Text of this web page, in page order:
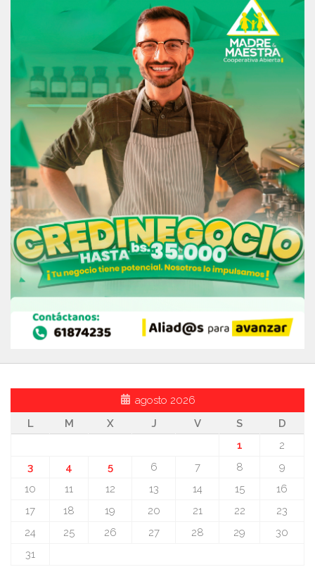
agosto 2026
L
M X J V S
D
1
2
3
4 5 6 7 8
9
10
11 12 13 14 15
16
17
18 19 20 21 22
23
24
25 26 27 28 29
30
31